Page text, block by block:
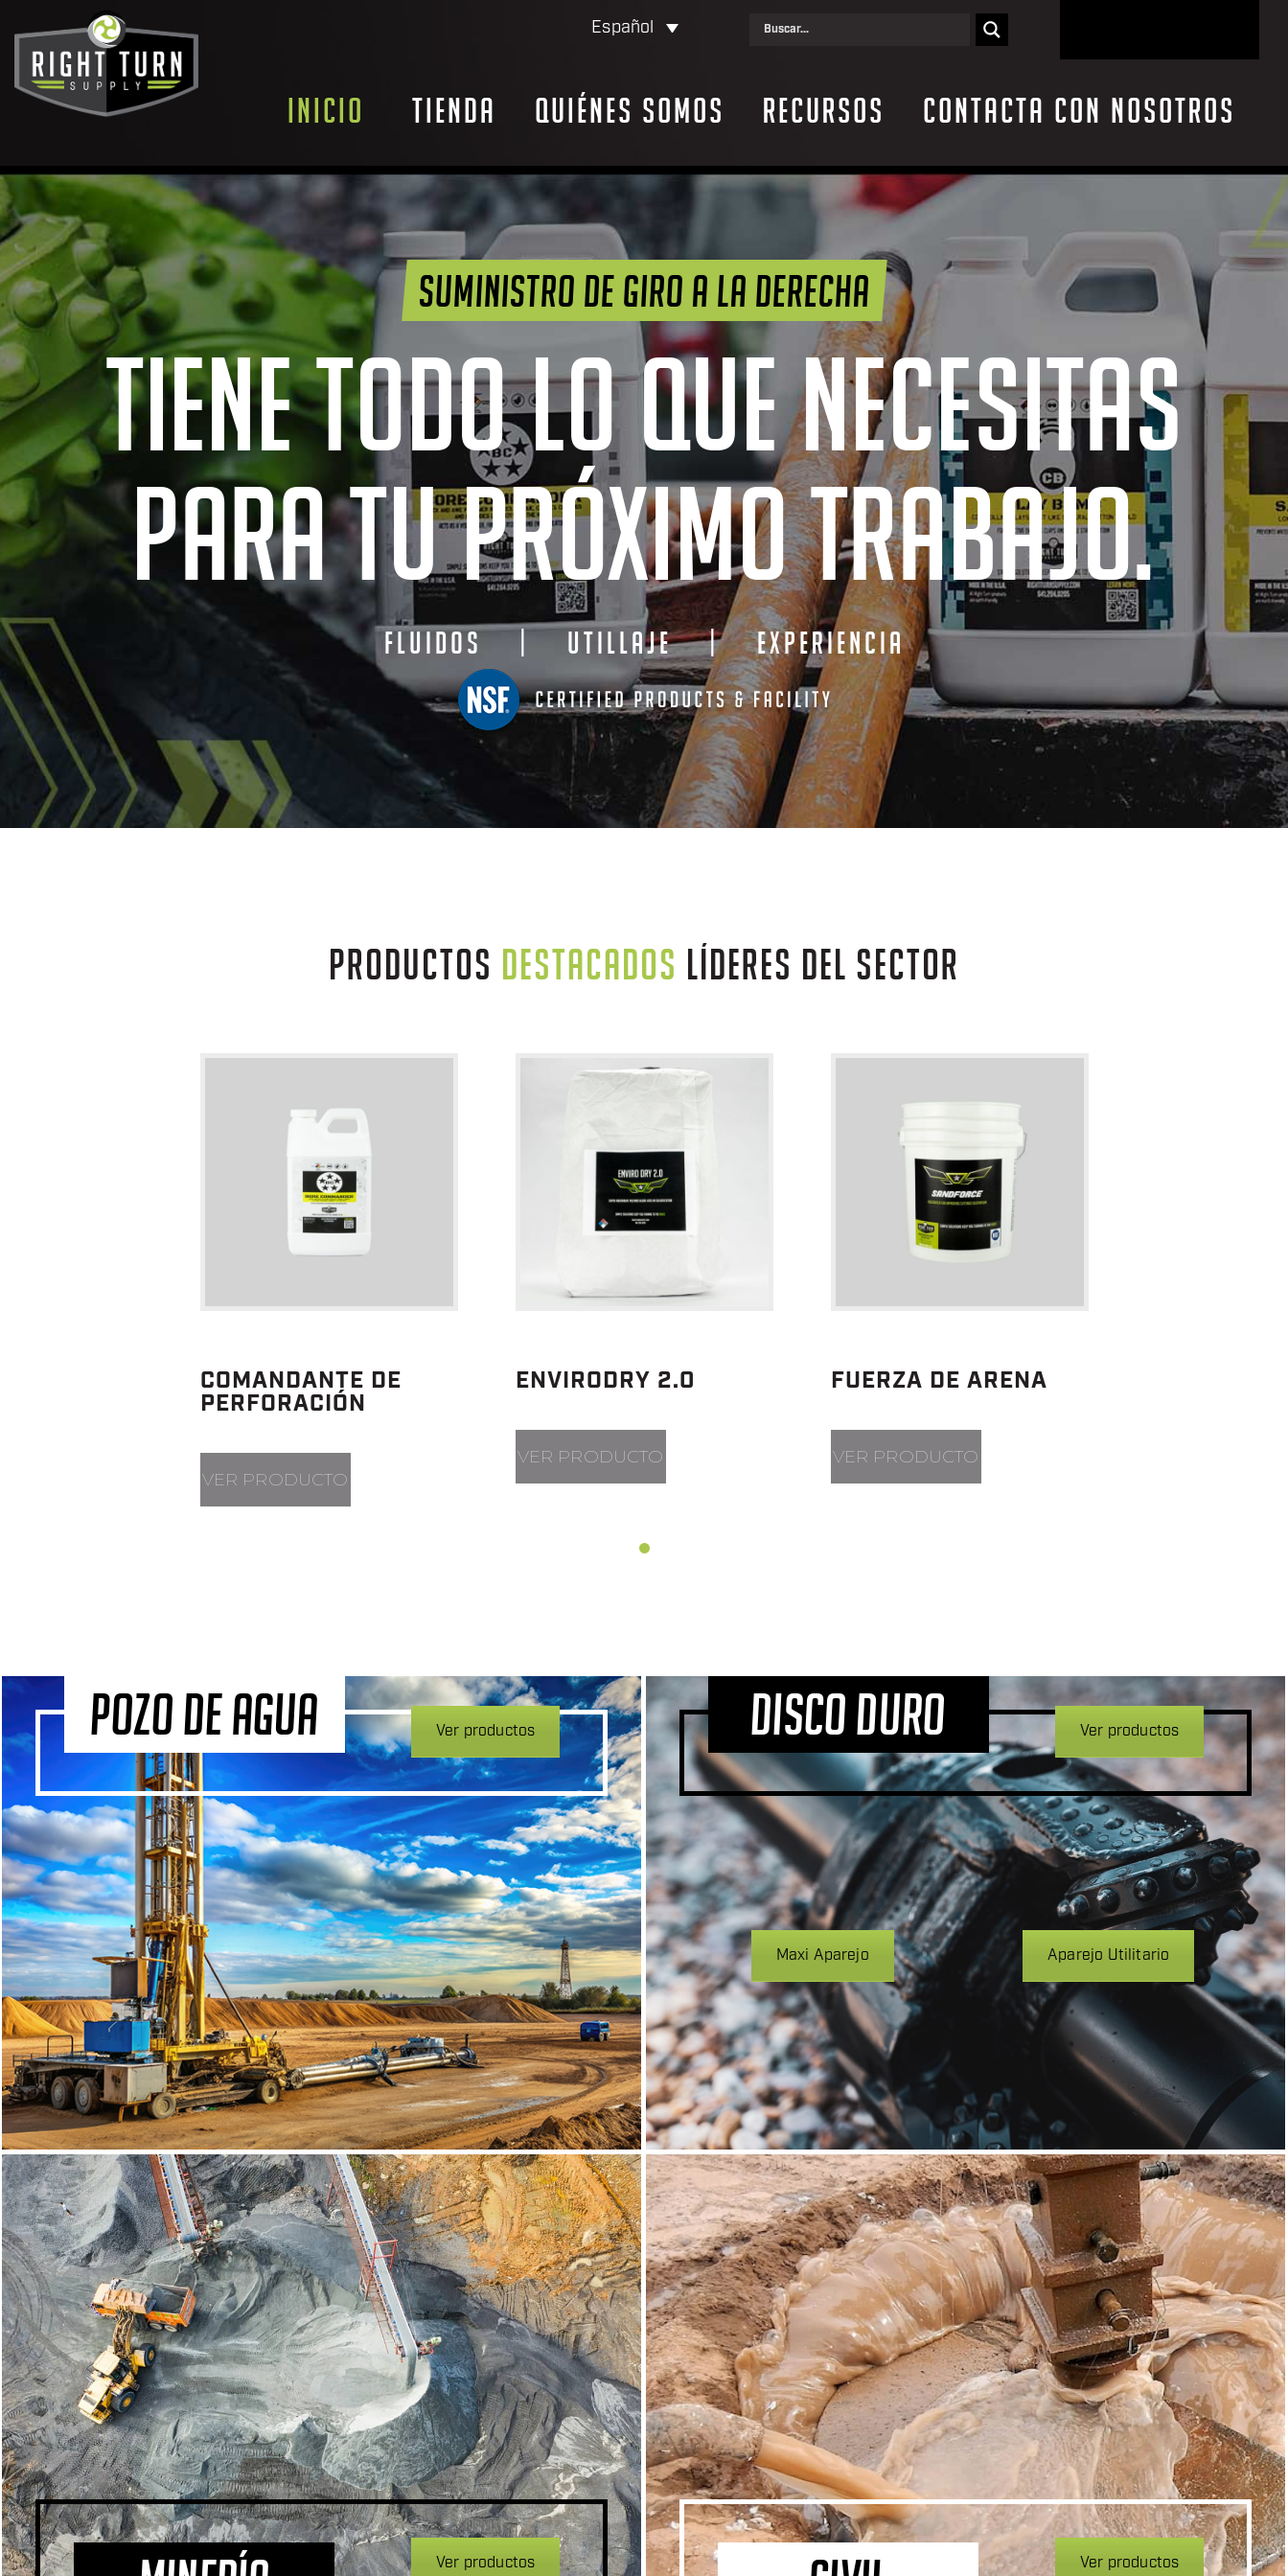
Español
Inicio Tienda Quiénes somos Recursos Contacta con nosotros
SUMINISTRO DE GIRO A LA DERECHA
TIENE TODO LO QUE NECESITAS
PARA TU PRÓXIMO TRABAJO.
FLUIDOS UTILLAJE | EXPERIENCIA
PRODUCTOS DESTACADOS LÍDERES DEL SECTOR
COMANDANTE DE
PERFORACIÓN
VER PRODUCTO
ENVIRODRY 2.0
VER PRODUCTO
FUERZA DE ARENA
VER PRODUCTO
POZO DE AGUA Ver productos DISCO DURO Ver productos
Maxi Aparejo Aparejo Utilitario
Ver productos Ver productos